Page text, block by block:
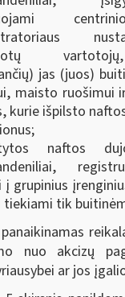
jas (juos)
maisto ruošimui
kurie išpilsto
naftos
grupinius
tiekiami tik
nuo akcizų
ar jos